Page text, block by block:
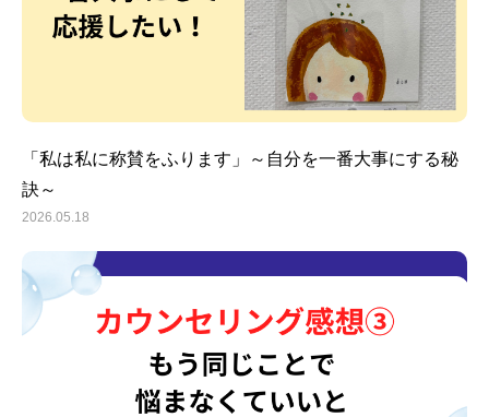
「私は私に称賛をふります」～自分を一番大事にする秘
訣～
2026.05.18